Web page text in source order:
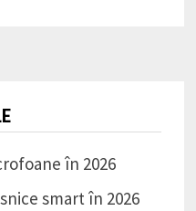
în 2026
smart în 2026